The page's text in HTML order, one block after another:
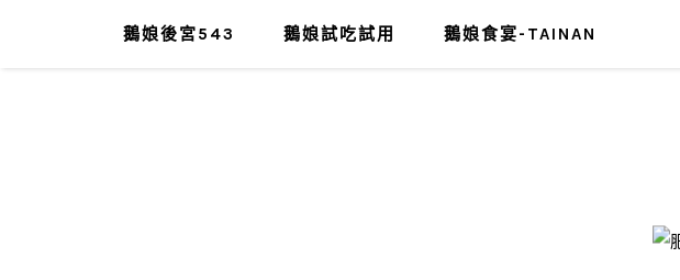
鵝娘後宮543 鵝娘試吃試用 鵝娘食宴-TAINAN
肥油太厚-鵝娘的後宮